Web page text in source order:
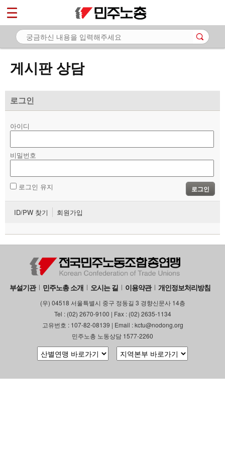
게시판 상담
로그인
아이디
비밀번호
로그인 유지 로그인
ID/PW 찾기 회원가입
부설기관 민주노총 소개 오시는 길 이용약관 개인정보처리방침
(우) 04518 서울특별시 중구 정동길 3 경향신문사 14층
Tel : (02) 2670-9100 | Fax : (02) 2635-1134
고유번호 : 107-82-08139 | Email : kctu@nodong.org
민주노총 노동상담 1577-2260
마이페이지
소개
노동상담
- 게시판 상담
- 바로보기
- 찾아보기
- 전국 노동상담소 안내
자료
부설기관